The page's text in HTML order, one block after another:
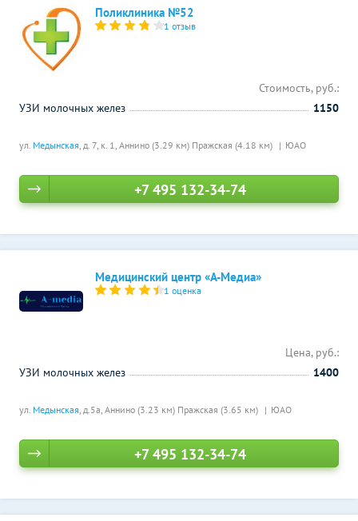
Поликлиника №52
1 отзыв
ул. Медынская, д. 7, к. 1, Аннино (3.29 км) Пражская (4.18 км) ЮАО
Стоимость, руб.:
УЗИ молочных желез
1150
+7 495 132-34-74
Медицинский центр «А-Медиа»
1 оценка
ул. Медынская, д.5а, Аннино (3.23 км) Пражская (3.65 км) ЮАО
Цена, руб.:
УЗИ молочных желез
1400
+7 495 132-34-74